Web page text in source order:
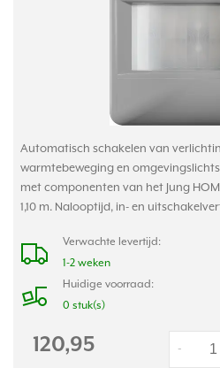
Automatisch schakelen van
warmtebeweging en
met componenten van het Jung
1,10 m. Nalooptijd, in- en
Verwachte levertijd:
1-2 weken
Huidige voorraad:
0 stuk(s)
120,95 -